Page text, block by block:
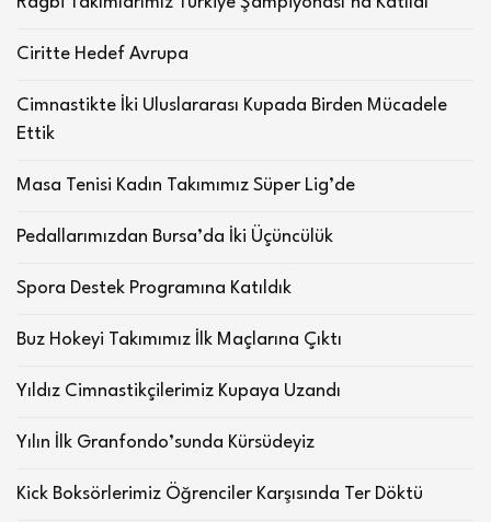
Ciritte Hedef Avrupa
Cimnastikte İki Uluslararası Kupada Birden Mücadele
Ettik
Masa Tenisi Kadın Takımımız Süper Lig’de
Pedallarımızdan Bursa’da İki Üçüncülük
Spora Destek Programına Katıldık
Buz Hokeyi Takımımız İlk Maçlarına Çıktı
Yıldız Cimnastikçilerimiz Kupaya Uzandı
Yılın İlk Granfondo’sunda Kürsüdeyiz
Kick Boksörlerimiz Öğrenciler Karşısında Ter Döktü